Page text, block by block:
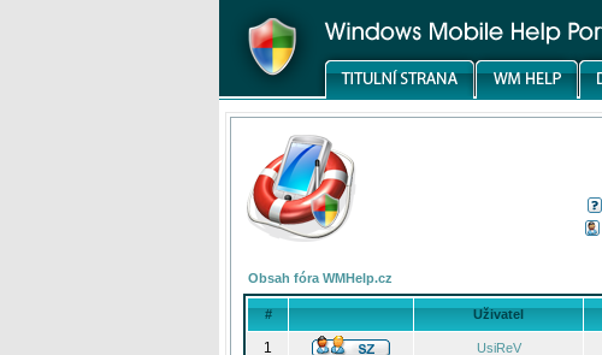
Obsah fóra WMHelp.cz
# Uživatel
1 UsiReV